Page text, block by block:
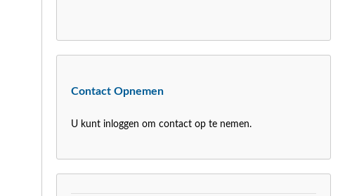
Contact Opnemen
U kunt inloggen om contact op te nemen.